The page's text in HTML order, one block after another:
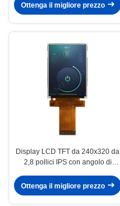
Ottenga il migliore prezzo
Display LCD TFT da 240x320 da
2,8 pollici IPS con angolo di
due ruote
Ottenga il migliore prezzo